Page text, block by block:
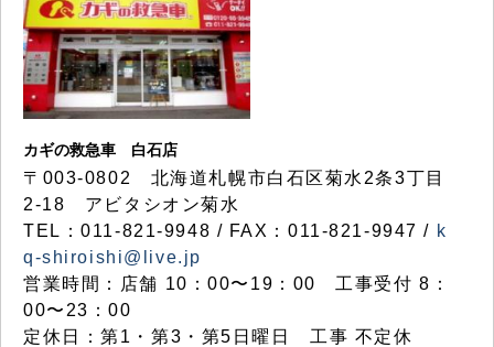
カギの救急車 白石店
〒003-0802 北海道札幌市白石区菊水2条3丁目
2-18 アビタシオン菊水
TEL：011-821-9948 / FAX：011-821-9947 / k
q-shiroishi@live.jp
営業時間：店舗 10：00〜19：00 工事受付 8：
00〜23：00
定休日：第1・第3・第5日曜日 工事 不定休